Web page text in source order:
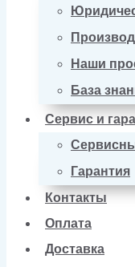
Наши
База
Сервис и
Гарантия
Контакты
Оплата
Доставка